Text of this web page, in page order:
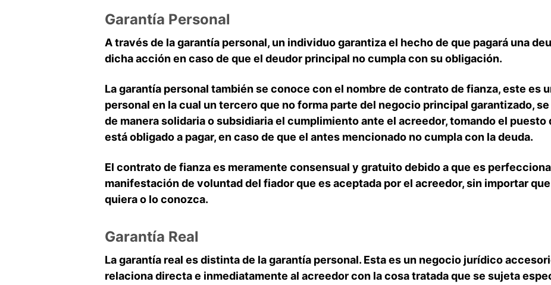
Garantía Personal
A través de la garantía personal, un individuo garantiza el hecho de que pagará una
dicha acción en caso de que el deudor principal no cumpla con su obligación.
La garantía personal también se conoce con el nombre de contrato de fianza, este es
personal en la cual un tercero que no forma parte del negocio principal garantizado,
de manera solidaria o subsidiaria el cumplimiento ante el acreedor, tomando el puesto
está obligado a pagar, en caso de que el antes mencionado no cumpla con la deuda.
El contrato de fianza es meramente consensual y gratuito debido a que es
manifestación de voluntad del fiador que es aceptada por el acreedor, sin importar
quiera o lo conozca.
Garantía Real
La garantía real es distinta de la garantía personal. Esta es un negocio jurídico
relaciona directa e inmediatamente al acreedor con la cosa tratada que se sujeta